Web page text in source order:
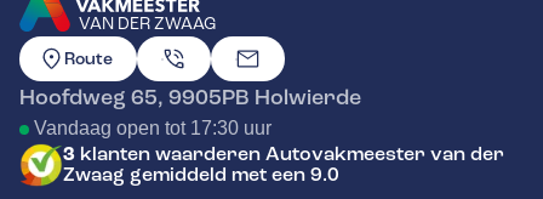
VAN DER ZWAAG
GA NAAR DE HOMEPAGINA
Route
Hoofdweg 65, 9905PB Holwierde
Vandaag open tot 17:30 uur
3 klanten waarderen Autovakmeester van der
Zwaag gemiddeld met een 9.0